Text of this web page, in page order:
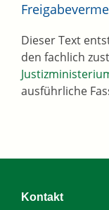
Dieser Text
den fachlich
ausführliche
Kontakt